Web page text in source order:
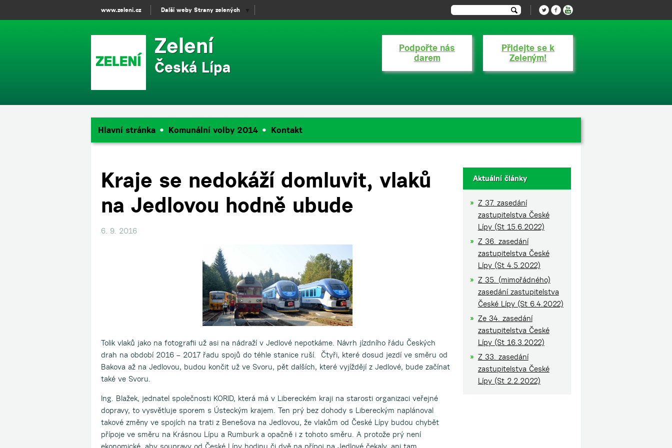
Zelení
Česká Lípa
Přidejte se k
Zeleným!
Podpořte nás
darem
Hlavní stránka Komunální volby 2014 Kontakt
Kraje se nedokáží domluvit, vlaků
na Jedlovou hodně ubude
6. 9. 2016
Tolik vlaků jako na fotografii už asi na nádraží v Jedlové nepotkáme. Návrh jízdního řádu Českých
drah na období 2016 – 2017 řadu spojů do téhle stanice ruší. Čtyři, které dosud jezdí ve směru od
Bakova až na Jedlovou, budou končit už ve Svoru, pět dalších, které vyjíždějí z Jedlové, bude začínat
také ve Svoru.
Ing. Blažek, jednatel společnosti KORID, která má v Libereckém kraji na starosti organizaci veřejné
dopravy, to vysvětluje sporem s Ústeckým krajem. Ten prý bez dohody s Libereckým naplánoval
takové změny ve spojích na trati z Benešova na Jedlovou, že vlakům od České Lípy budou chybět
přípoje ve směru na Krásnou Lípu a Rumburk a opačně i z tohoto směru. A protože prý není
Aktuální články
Z 37. zasedání
zastupitelstva České
Lípy (St 15.6.2022)
Z 36. zasedání
zastupitelstva České
Lípy (St 4.5.2022)
Z 35. (mimořádného)
zasedání zastupitelstva
České Lípy (St 6.4.2022)
Ze 34. zasedání
zastupitelstva České
Lípy (St 16.3.2022)
Z 33. zasedání
zastupitelstva České
Lípy (St 2.2.2022)
www.zeleni.cz Další weby Strany zelených ▼